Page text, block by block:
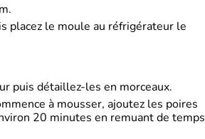
placez le moule au réfrigérateur le
puis détaillez-les en morceaux.
à mousser, ajoutez les poires
20 minutes en remuant de temps